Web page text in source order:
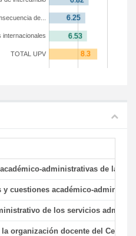
TOTAL UPV
internacionales
de...
administrativas de la
cuestiones académico-
de los servicios
organización docente del Centro